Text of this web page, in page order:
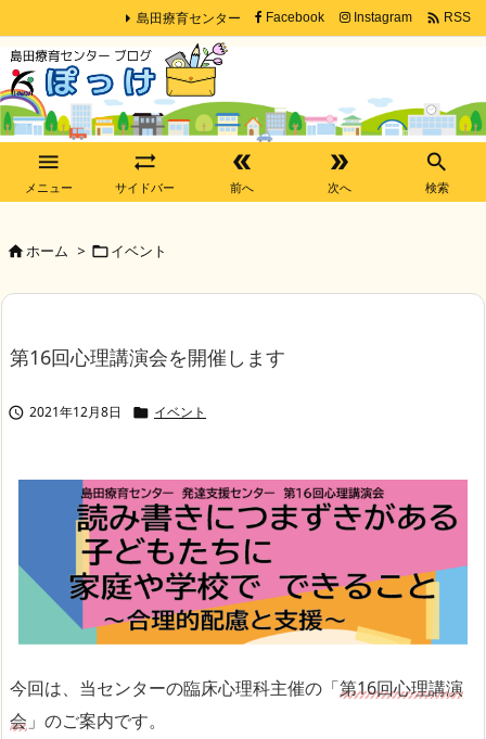

メニュー

サイドバー

前へ

次へ

検索
島田療育センター Facebook Instagram  RSS
ホーム > イベント
第16回心理講演会を開催します
 2021年12月8日  イベント
今回は、当センターの臨床心理科主催の「第16回心理講演
会 」のご案内です。